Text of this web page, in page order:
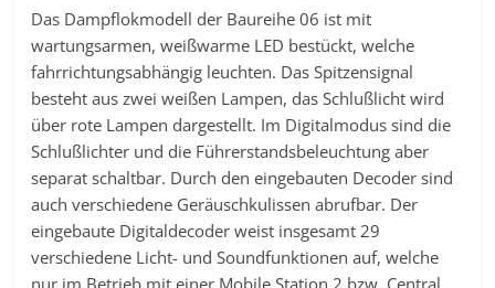
Das Dampflokmodell der Baureihe 06 ist mit
wartungsarmen, weißwarme LED bestückt, welche
fahrrichtungsabhängig leuchten. Das Spitzensignal
besteht aus zwei weißen Lampen, das Schlußlicht wird
über rote Lampen dargestellt. Im Digitalmodus sind die
Schlußlichter und die Führerstandsbeleuchtung aber
separat schaltbar. Durch den eingebauten Decoder sind
auch verschiedene Geräuschkulissen abrufbar. Der
eingebaute Digitaldecoder weist insgesamt 29
verschiedene Licht- und Soundfunktionen auf, welche
nur im Betrieb mit einer Mobile Station 2 bzw. Central